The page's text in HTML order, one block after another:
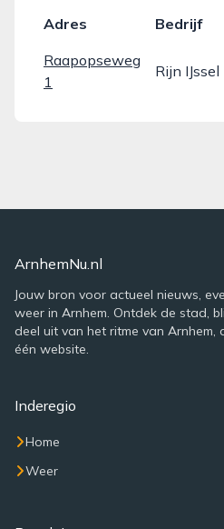
Adres
Bedrijf
Raapopseweg
1
Rijn IJssel
ArnhemNu.nl
Jouw bron voor actueel nieuws,
weer in Arnhem. Ontdek de stad,
deel uit van het ritme van Arnhem,
één website.
Inderegio
Home
Weer